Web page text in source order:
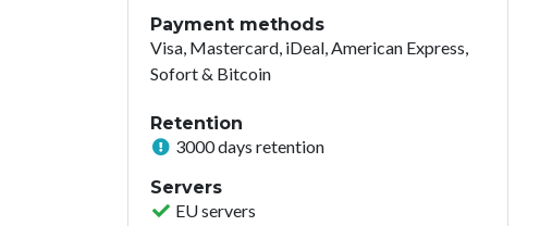
Payment methods
Visa, Mastercard, iDeal, American Express,
Sofort & Bitcoin
Retention
3000 days retention
Servers
EU servers